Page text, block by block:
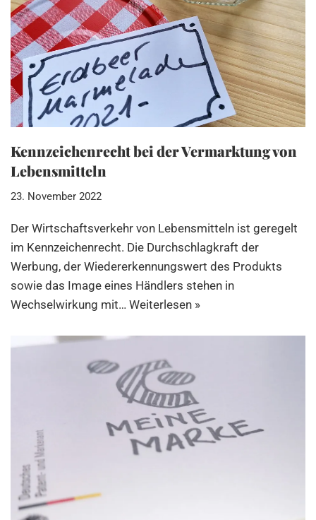
Kennzeichenrecht bei der Vermarktung von
Lebensmitteln
23. November 2022
Der Wirtschaftsverkehr von Lebensmitteln ist geregelt
im Kennzeichenrecht. Die Durchschlagkraft der
Werbung, der Wiedererkennungswert des Produkts
sowie das Image eines Händlers stehen in
Wechselwirkung mit… Weiterlesen »